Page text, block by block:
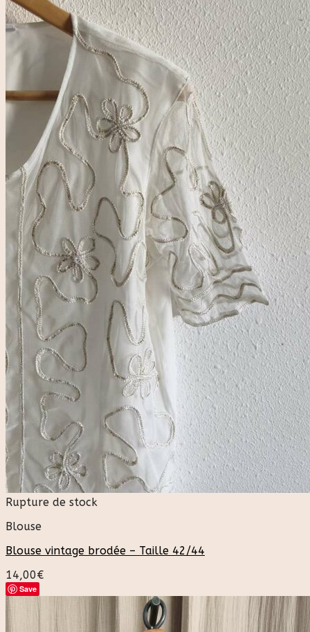
Rupture de stock
Blouse
Blouse vintage brodée – Taille 42/44
14,00€
Save